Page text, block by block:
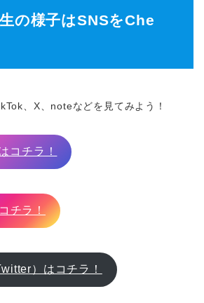
の様子はSNSをChe
、X、noteなどを見てみよう！
コチラ！
チラ！
）はコチラ！